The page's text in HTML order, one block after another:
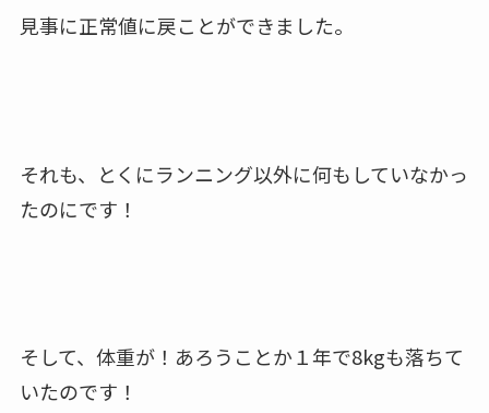
見事に正常値に戻ことができました。
それも、とくにランニング以外に何もしていなかっ
たのにです！
そして、体重が！あろうことか１年で8kgも落ちて
いたのです！